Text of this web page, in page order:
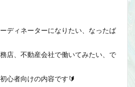
ディネーターになりたい、なったば
店、不動産会社で働いてみたい、で
心者向けの内容です🔰